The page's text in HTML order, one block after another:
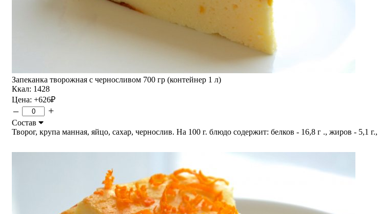
Запеканка творожная с черносливом 700 гр (контейнер 1 л)
Ккал: 1428
Цена: +626₽
– +
Состав
Творог, крупа манная, яйцо, сахар, чернослив. На 100 г. блюдо содержит: белков - 16,8 г ., жиров - 5,1